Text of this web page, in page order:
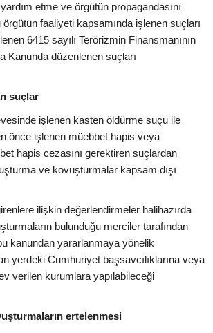
etme ve örgütün propagandasını
faaliyeti kapsamında işlenen suçları
6415 sayılı Terörizmin Finansmanının
Kanunda düzenlenen suçları
suçlar
işlenen kasten öldürme suçu ile
önce işlenen müebbet hapis veya
hapis cezasını gerektiren suçlardan
ve kovuşturmalar kapsam dışı
ilişkin değerlendirmeler halihazırda
bulunduğu merciler tarafından
kanundan yararlanmaya yönelik
yerdeki Cumhuriyet başsavcılıklarına veya
verilen kurumlara yapılabileceği
ertelenmesi